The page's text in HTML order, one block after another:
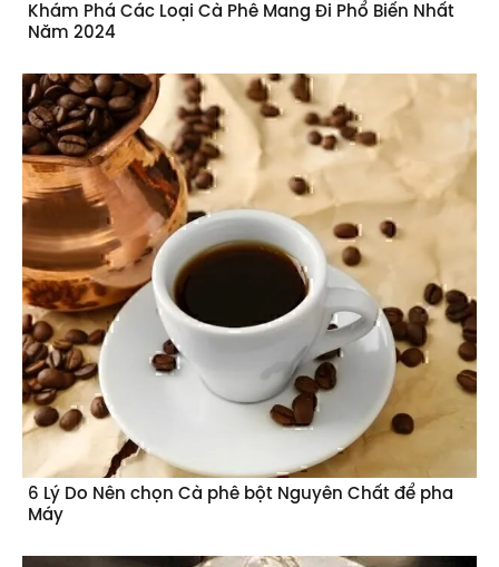
Khám Phá Các Loại Cà Phê Mang Đi Phổ Biến Nhất
Năm 2024
6 Lý Do Nên chọn Cà phê bột Nguyên Chất để pha
Máy